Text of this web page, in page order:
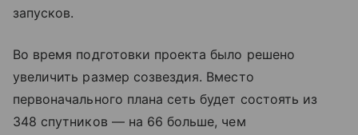
запусков.
Во время подготовки проекта было решено
увеличить размер созвездия. Вместо
первоначального плана сеть будет состоять из
348 спутников — на 66 больше, чем